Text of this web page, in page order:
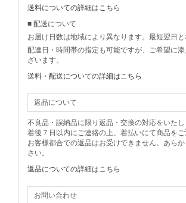
送料についての詳細はこちら
■ 配送について
お届け日数は地域により異なります。最短翌日と
配達日・時間帯の指定も可能ですが、ご希望に
ざいます。
送料・配送についての詳細はこちら
返品について
不良品・誤納品に限り返品・交換の対応をいたし
着後７日以内にご連絡の上、着払いにて商品をご
お客様都合での返品はお受けできません。あら
さい。
返品についての詳細はこちら
お問い合わせ